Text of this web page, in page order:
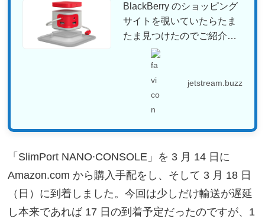
BlackBerry のショッピング
サイトを覗いていたらたま
たま見つけたのでご紹介さ
せていただきます...
jetstream.buzz
「SlimPort NANO∙CONSOLE」を 3 月 14 日に
Amazon.com から購入手配をし、そして 3 月 18 日
（日）に到着しました。今回は少しだけ輸送が遅延
し本来であれば 17 日の到着予定だったのですが、1